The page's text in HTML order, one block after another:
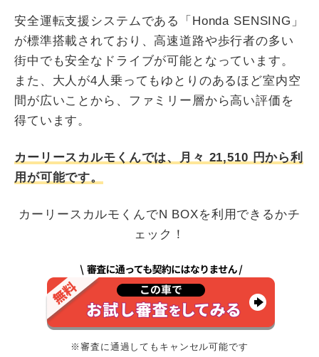
安全運転支援システムである「Honda SENSING」
が標準搭載されており、高速道路や歩行者の多い
街中でも安全なドライブが可能となっています。
また、大人が4人乗ってもゆとりのあるほど室内空
間が広いことから、ファミリー層から高い評価を
得ています。
カーリースカルモくんでは、月々 21,510 円から利
用が可能です。
カーリースカルモくんでN BOXを利用できるかチ
ェック！
※審査に通過してもキャンセル可能です